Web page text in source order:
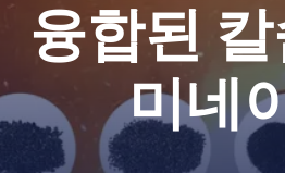
융합된
미네